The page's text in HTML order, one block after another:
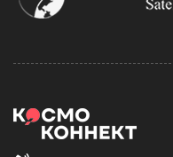
договора и активацию
Скорость и стоимость